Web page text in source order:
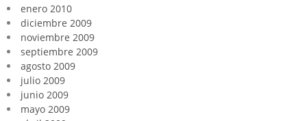
enero 2010
diciembre 2009
noviembre 2009
septiembre 2009
agosto 2009
julio 2009
junio 2009
mayo 2009